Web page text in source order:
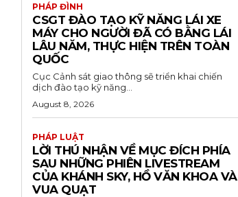
PHÁP ĐÌNH
CSGT ĐÀO TẠO KỸ NĂNG LÁI XE
MÁY CHO NGƯỜI ĐÃ CÓ BẰNG LÁI
LÂU NĂM, THỰC HIỆN TRÊN TOÀN
QUỐC
Cục Cảnh sát giao thông sẽ triển khai chiến
dịch đào tạo kỹ năng...
August 8, 2026
PHÁP LUẬT
LỜI THÚ NHẬN VỀ MỤC ĐÍCH PHÍA
SAU NHỮNG PHIÊN LIVESTREAM
CỦA KHÁNH SKY, HỒ VĂN KHOA VÀ
VUA QUẠT